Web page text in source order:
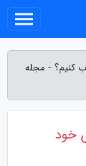
کنیم؟ - مجله
خود